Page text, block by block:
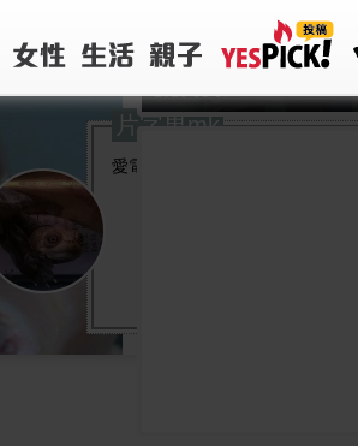
片字男mk
愛電影, 愛音樂, 以看電影為樂的
2026-08-07